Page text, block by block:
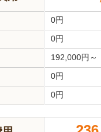
0円
0円
192,000円～
0円
0円